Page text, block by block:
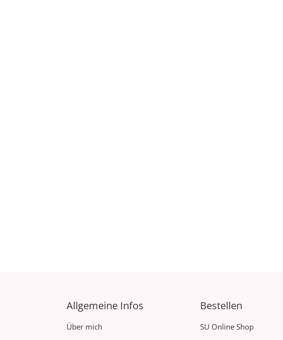
Allgemeine Infos
Über mich
Bestellen
SU Online Shop